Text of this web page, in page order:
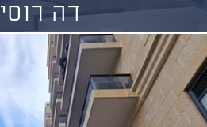
דה רוסי 3